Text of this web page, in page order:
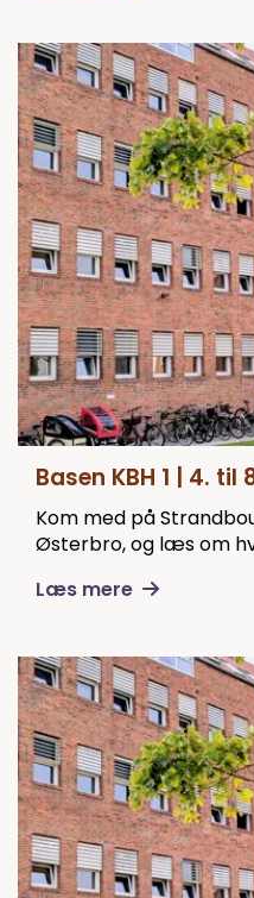
Basen KBH 1 | 4. til
Kom med på
Østerbro, og læs om
Læs mere